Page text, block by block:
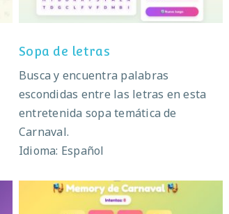
Sopa de letras
Busca y encuentra palabras
escondidas entre las letras en esta
entretenida sopa temática de
Carnaval.
Idioma: Español